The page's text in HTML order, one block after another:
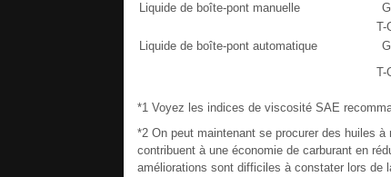
Liquide de boîte-pont manuelle
T-
Liquide de boîte-pont automatique
T-
*1 Voyez les indices de viscosité SAE
*2 On peut maintenant se procurer des huiles
contribuent à une économie de carburant en
améliorations sont difficiles à constater lors de